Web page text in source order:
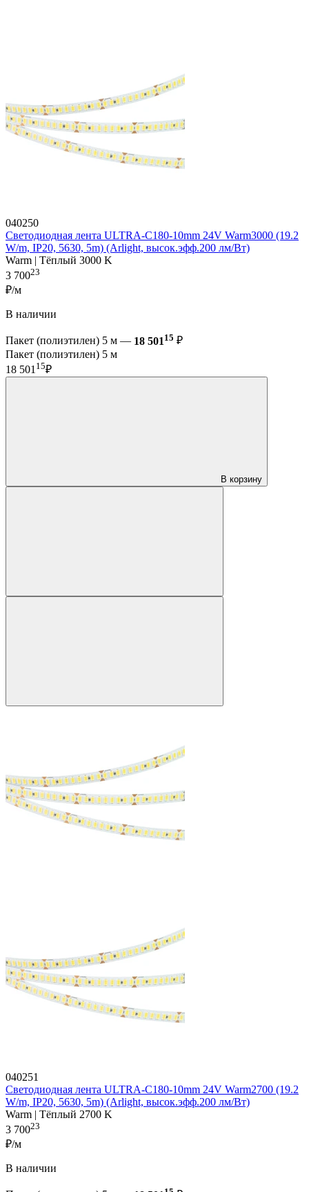
040250
Светодиодная лента ULTRA-C180-10mm 24V Warm3000 (19.2
W/m, IP20, 5630, 5m) (Arlight, высок.эфф.200 лм/Вт)
Warm | Тёплый 3000 K
3 70023
₽/м
В наличии
Пакет (полиэтилен) 5 м — 18 501 15 ₽
Пакет (полиэтилен) 5 м
18 501 15₽
В корзину
040251
Светодиодная лента ULTRA-C180-10mm 24V Warm2700 (19.2
W/m, IP20, 5630, 5m) (Arlight, высок.эфф.200 лм/Вт)
Warm | Тёплый 2700 K
3 70023
₽/м
В наличии